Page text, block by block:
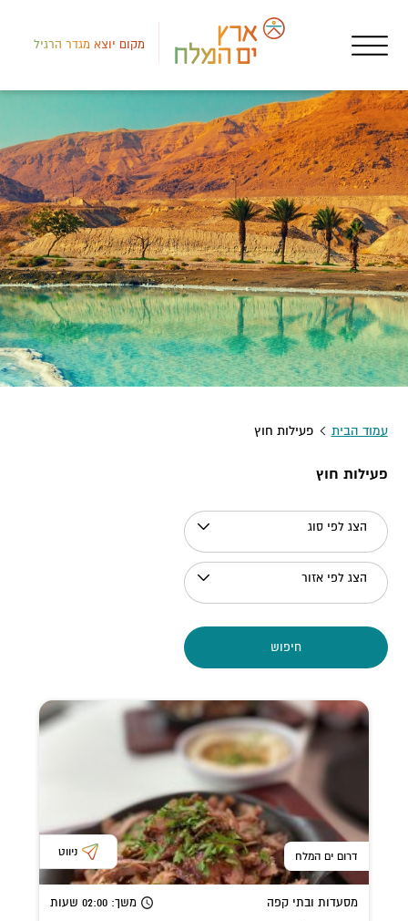
מקום יוצא מגדר הרגיל
עמוד הבית פעילות חוץ
פעילות חוץ
הצג לפי סוג
הצג לפי אזור
חיפוש
דרום ים המלח ניווט
מסעדות ובתי קפה משך: 02:00 שעות